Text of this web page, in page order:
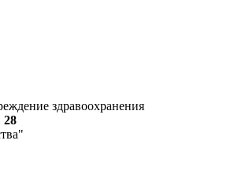
здравоохранения
28